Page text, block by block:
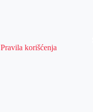
Pravila korišćenja